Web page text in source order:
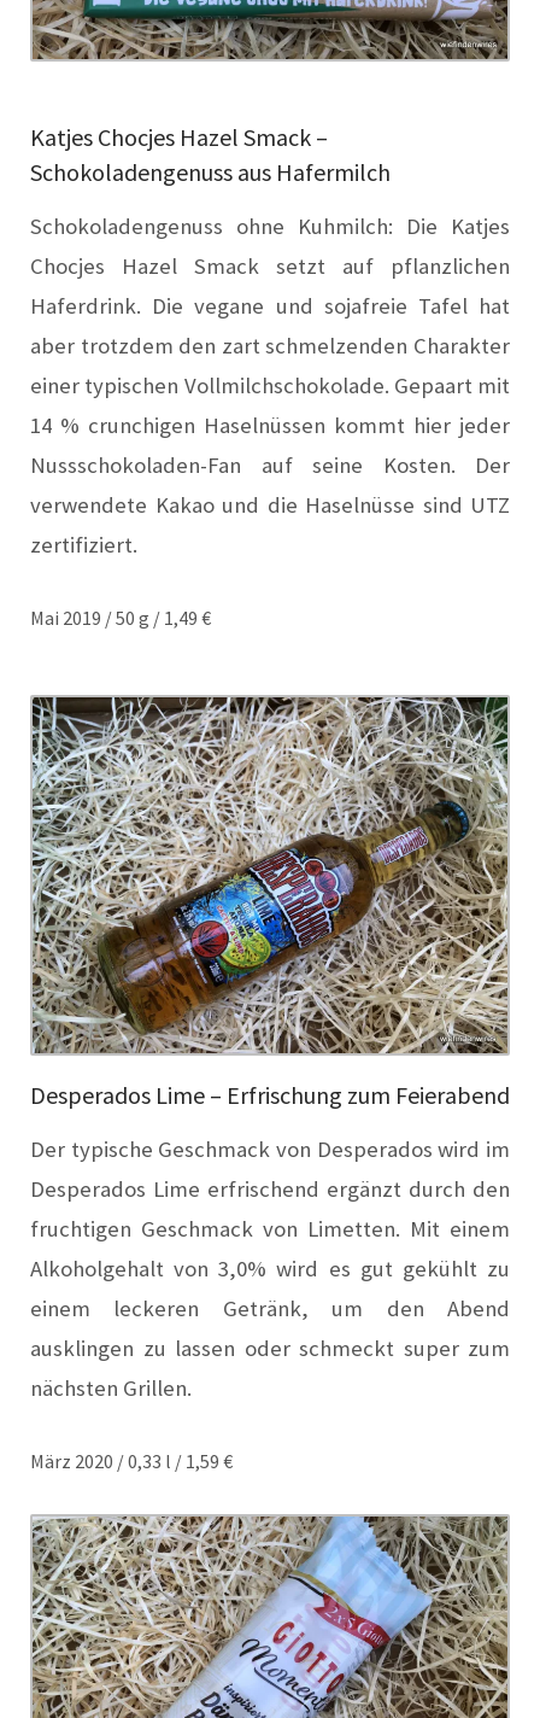
Katjes Chocjes Hazel Smack –
Schokoladengenuss aus Hafermilch
Schokoladengenuss ohne Kuhmilch: Die Katjes
Chocjes Hazel Smack setzt auf pflanzlichen
Haferdrink. Die vegane und sojafreie Tafel hat
aber trotzdem den zart schmelzenden Charakter
einer typischen Vollmilchschokolade. Gepaart mit
14 % crunchigen Haselnüssen kommt hier jeder
Nussschokoladen-Fan auf seine Kosten. Der
verwendete Kakao und die Haselnüsse sind UTZ
zertifiziert.
Mai 2019 / 50 g / 1,49 €
Desperados Lime – Erfrischung zum Feierabend
Der typische Geschmack von Desperados wird im
Desperados Lime erfrischend ergänzt durch den
fruchtigen Geschmack von Limetten. Mit einem
Alkoholgehalt von 3,0% wird es gut gekühlt zu
einem leckeren Getränk, um den Abend
ausklingen zu lassen oder schmeckt super zum
nächsten Grillen.
März 2020 / 0,33 l / 1,59 €